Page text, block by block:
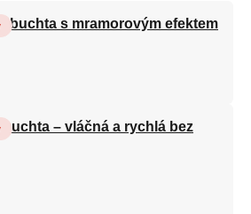
buchta s mramorovým efektem
– vláčná a rychlá bez